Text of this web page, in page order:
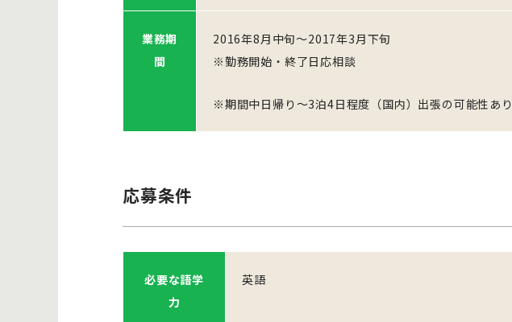
業務期
間
2016年8月中旬～2017年3月下旬
※勤務開始・終了日応相談
※期間中日帰り～3泊4日程度（国内）出張の可能性あり
応募条件
必要な語学
力
英語